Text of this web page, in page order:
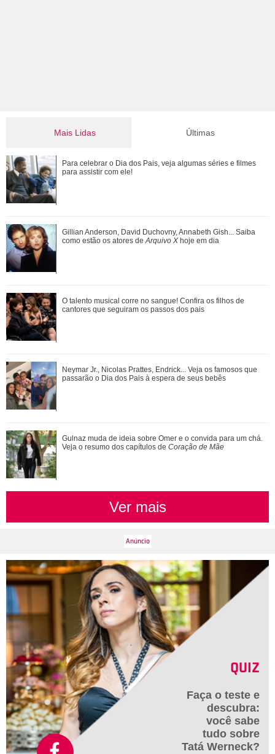
Mais Lidas
Gulnaz muda de ideia sobre Omer e o convida para um chá.
Veja o resumo dos capítulos de Cor...
Adriana manda Iuri procurar o anel de Arthur. Veja o resumo
dos capítulos de Quem Ama Cuida
O talento musical corre no sangue! Confira os filhos de
cantores que seguiram os passos dos p...
João Raul diz para Agrado que não está conseguindo
conviver com seu sucesso. Veja os resum...
Últimas
Para celebrar o Dia dos Pais, veja algumas séries e filmes
para assistir com ele!
Gillian Anderson, David Duchovny, Annabeth Gish... Saiba
como estão os atores deArquivo X hoje em dia
O talento musical corre no sangue! Confira os filhos de
cantores que seguiram os passos dos pais
Neymar Jr., Nicolas Prattes, Endrick... Veja os famosos que
passarão o Dia dos Pais à espera de seus bebês
Gulnaz muda de ideia sobre Omer e o convida para um chá.
Veja o resumo dos capítulos de Coração de Mãe
Ver mais
QUIZ
Faça o teste e
descubra:
você sabe
tudo sobre
Tatá Werneck?